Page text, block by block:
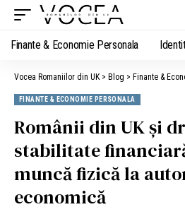
Finante & Economie Personala
Vocea Romaniilor din UK> Blog > Finante &
FINANTE & ECONOMIE PERSONALA
Românii din UK și
stabilitate
muncă fizică la
economică